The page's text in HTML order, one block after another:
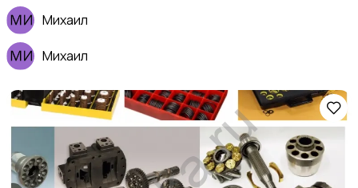
Михаил
Михаил